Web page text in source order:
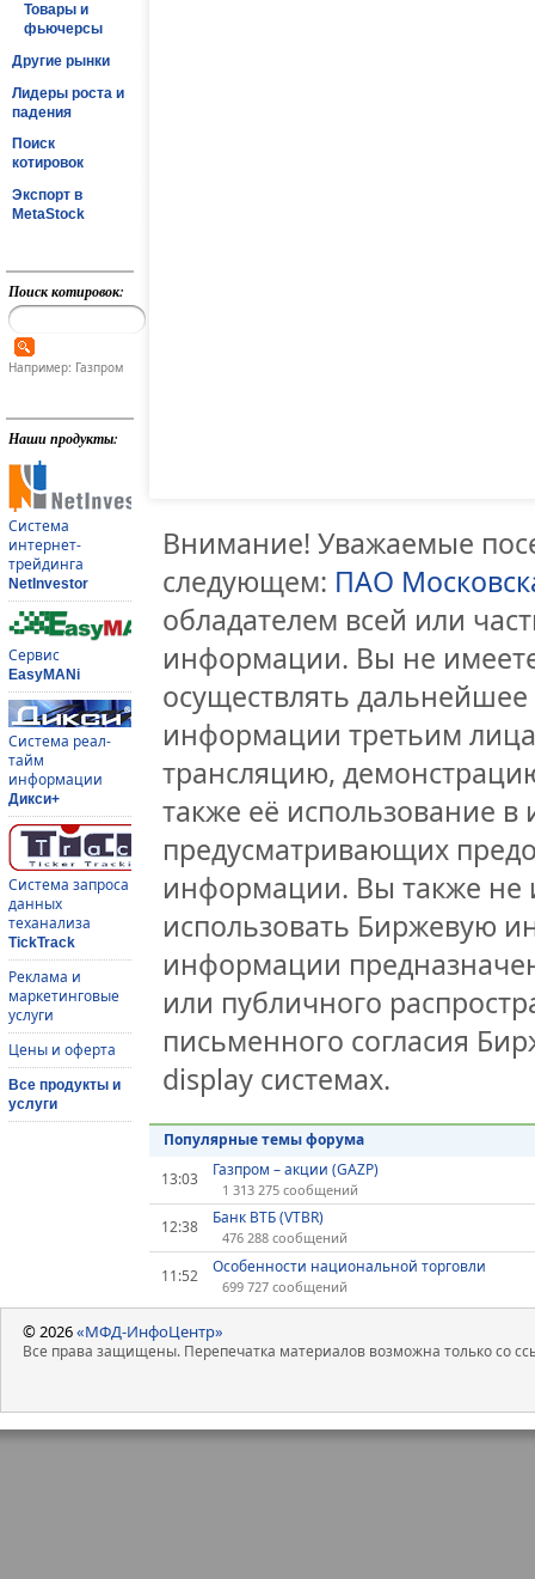
Товары и
фьючерсы
Другие рынки
Лидеры роста и
падения
Поиск
котировок
Экспорт в
MetaStock
Поиск котировок:
Например: Газпром
Наши продукты:
Система
интернет-
трейдинга
NetInvestor
Сервис
EasyMANi
Система реал-
тайм
информации
Дикси+
Система запроса
данных
теханализа
TickTrack
Реклама и
маркетинговые
услуги
Цены и оферта
Все продукты и
услуги
Внимание! Уважаемые
следующем: ПАО
обладателем всей или
информации. Вы не
осуществлять
информации третьим
трансляцию,
также её использование
предусматривающих
информации. Вы также не
использовать Биржевую
информации
или публичного
письменного согласия
display системах.
Популярные темы форума
13:03
Газпром – акции (GAZP)
1 313 275 сообщений
12:38 Банк ВТБ (VTBR)
476 288 сообщений
11:52 Особенности национальной торговли
699 727 сообщений
© 2026«МФД-ИнфоЦентр»
Все права защищены. Перепечатка материалов возможна только со